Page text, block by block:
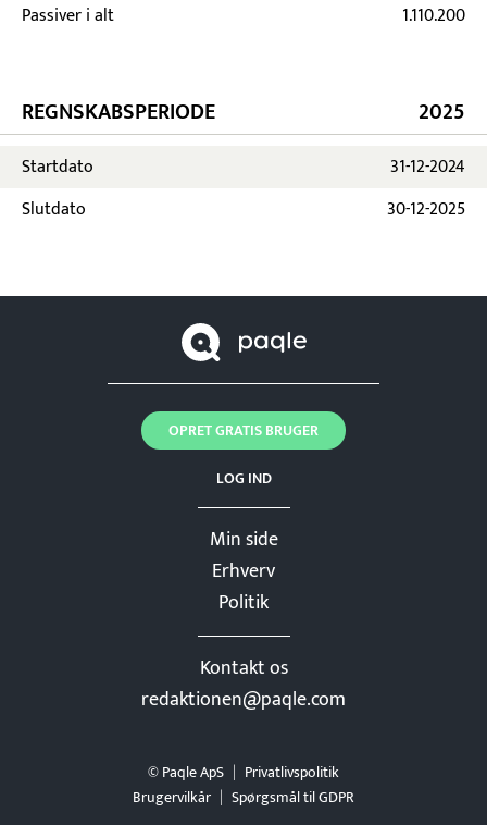
Passiver i alt
1.110.200
REGNSKABSPERIODE 2025
Startdato
31-12-2024
Slutdato
30-12-2025
Min side
Erhverv
Politik
Kontakt os
redaktionen@paqle.com
LOG IND
OPRET GRATIS BRUGER
© Paqle ApS
Privatlivspolitik
Brugervilkår
Spørgsmål til GDPR